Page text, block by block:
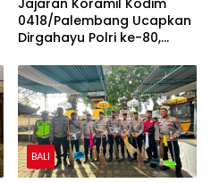
0418/Palembang Ucapkan
Dirgahayu Polri ke-80,
BALI